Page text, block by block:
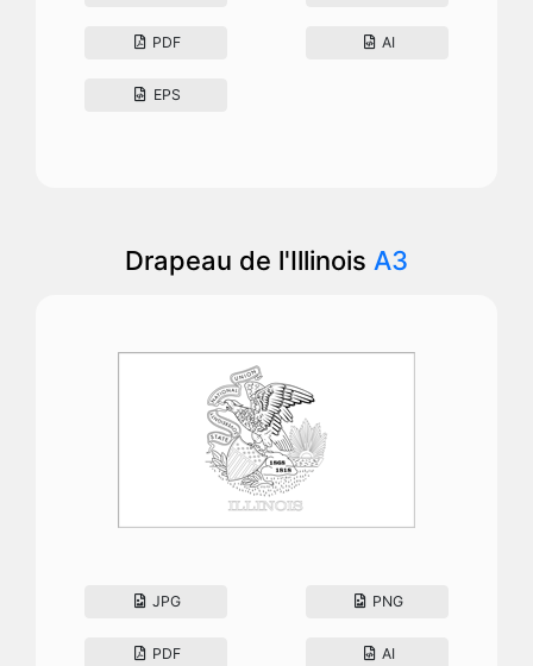
PDF AI
EPS
Drapeau de l'Illinois A3
JPG PNG
PDF AI